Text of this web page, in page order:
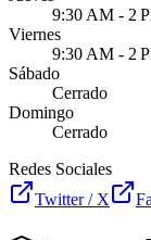
9:30 AM - 2
Viernes
9:30 AM - 2
Sábado
Cerrado
Domingo
Cerrado
Redes Sociales
Twitter / X